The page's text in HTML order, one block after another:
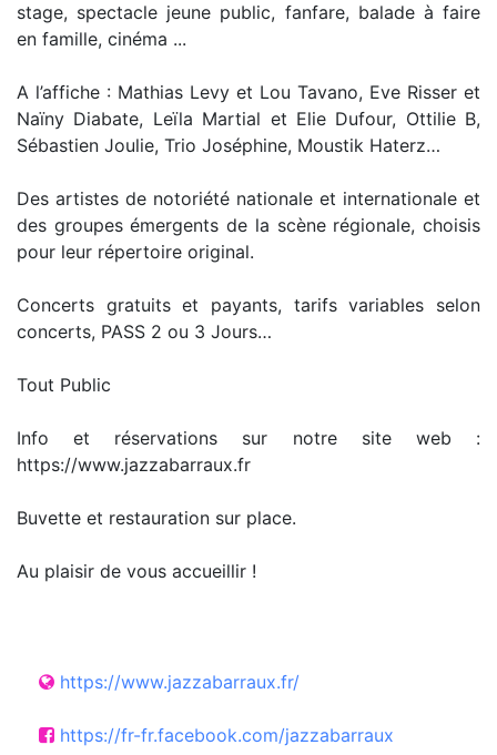
stage, spectacle jeune public, fanfare, balade à faire
en famille, cinéma ...
A l’affiche : Mathias Levy et Lou Tavano, Eve Risser et
Naïny Diabate, Leïla Martial et Elie Dufour, Ottilie B,
Sébastien Joulie, Trio Joséphine, Moustik Haterz…
Des artistes de notoriété nationale et internationale et
des groupes émergents de la scène régionale, choisis
pour leur répertoire original.
Concerts gratuits et payants, tarifs variables selon
concerts, PASS 2 ou 3 Jours…
Tout Public
Info et réservations sur notre site web :
https://www.jazzabarraux.fr
Buvette et restauration sur place.
Au plaisir de vous accueillir !
https://www.jazzabarraux.fr/
https://fr-fr.facebook.com/jazzabarraux